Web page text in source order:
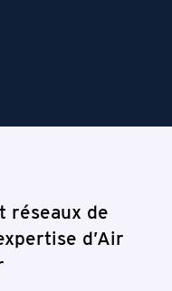
réseaux de
d’Air